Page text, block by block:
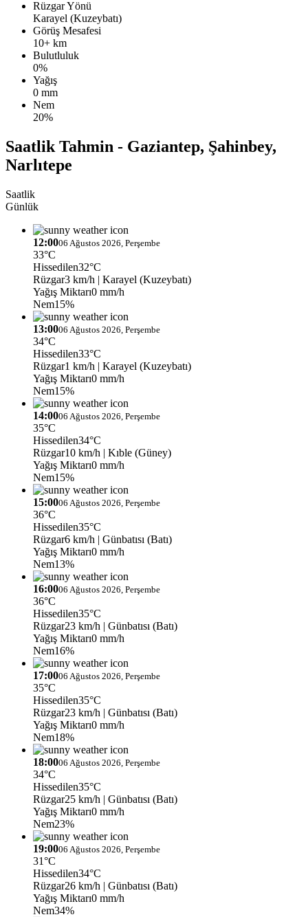
Rüzgar Yönü
Karayel (Kuzeybatı)
Görüş Mesafesi
10+ km
Bulutluluk
0%
Yağış
0 mm
Nem
20%
Saatlik Tahmin - Gaziantep, Şahinbey,
Narlıtepe
Saatlik
Günlük
12:0006 Ağustos 2026, Perşembe
33°C
Hissedilen32°C
Rüzgar3 km/h | Karayel (Kuzeybatı)
Yağış Miktarı0 mm/h
Nem15%
13:0006 Ağustos 2026, Perşembe
34°C
Hissedilen33°C
Rüzgar1 km/h | Karayel (Kuzeybatı)
Yağış Miktarı0 mm/h
Nem15%
14:0006 Ağustos 2026, Perşembe
35°C
Hissedilen34°C
Rüzgar10 km/h | Kıble (Güney)
Yağış Miktarı0 mm/h
Nem15%
15:0006 Ağustos 2026, Perşembe
36°C
Hissedilen35°C
Rüzgar6 km/h | Günbatısı (Batı)
Yağış Miktarı0 mm/h
Nem13%
16:0006 Ağustos 2026, Perşembe
36°C
Hissedilen35°C
Rüzgar23 km/h | Günbatısı (Batı)
Yağış Miktarı0 mm/h
Nem16%
17:0006 Ağustos 2026, Perşembe
35°C
Hissedilen35°C
Rüzgar23 km/h | Günbatısı (Batı)
Yağış Miktarı0 mm/h
Nem18%
18:0006 Ağustos 2026, Perşembe
34°C
Hissedilen35°C
Rüzgar25 km/h | Günbatısı (Batı)
Yağış Miktarı0 mm/h
Nem23%
19:0006 Ağustos 2026, Perşembe
31°C
Hissedilen34°C
Rüzgar26 km/h | Günbatısı (Batı)
Yağış Miktarı0 mm/h
Nem34%